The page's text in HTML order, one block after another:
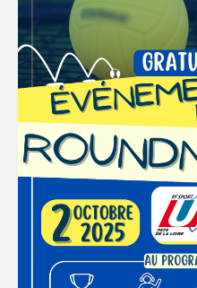
SPORTS IND
ARBITRAGE
FORMATIONS
COMMUNICATION
EVENEMENTS
PALMARÈS
PHOTOTHÈQUE
année